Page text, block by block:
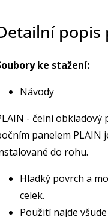
ke stažení:
Návody
- čelní obkladový
panelem PLAIN
do rohu.
Hladký povrch a
celek.
Použití najde